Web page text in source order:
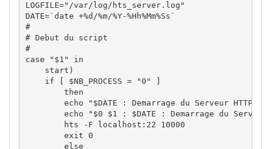
LOGFILE="/var/log/hts_server.log"
DATE=` date +%d /%m/%Y-%Hh%Mm%Ss `
#
# Debut du script
#
case
"$1"
in
    start
)
if
$NB_PROCESS = "0"
then
echo
" $DATE : Demarrage du Serveur HTTP-
echo
"$0 $1 : $DATE : Demarrage du Serveur
        hts
-F localhost: 22
10000
exit 0
else